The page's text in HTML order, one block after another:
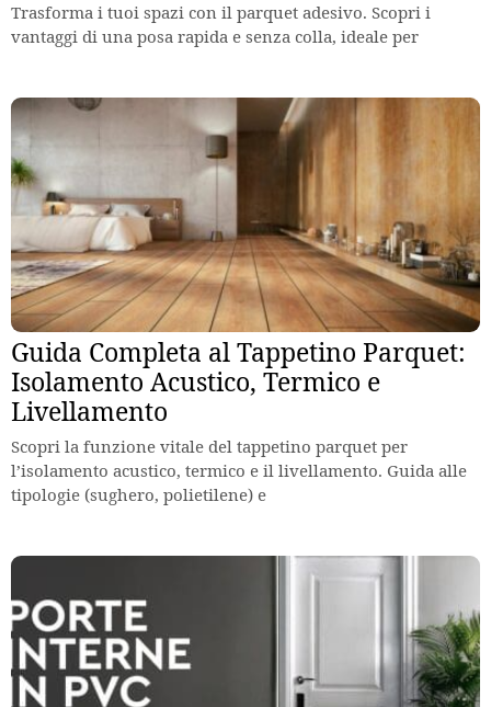
Trasforma i tuoi spazi con il parquet adesivo. Scopri i
vantaggi di una posa rapida e senza colla, ideale per
Guida Completa al Tappetino Parquet:
Isolamento Acustico, Termico e
Livellamento
Scopri la funzione vitale del tappetino parquet per
l’isolamento acustico, termico e il livellamento. Guida alle
tipologie (sughero, polietilene) e